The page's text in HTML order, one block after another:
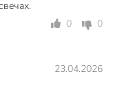
0
0
23.04.2026